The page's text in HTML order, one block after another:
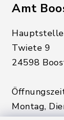
Amt
Twiete 9
24598
Montag,